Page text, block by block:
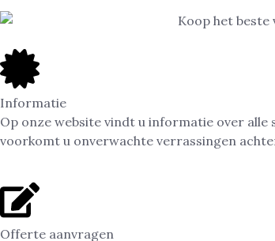
Informatie
Op onze website vindt u informatie over alle
voorkomt u onverwachte verrassingen
Offerte aanvragen